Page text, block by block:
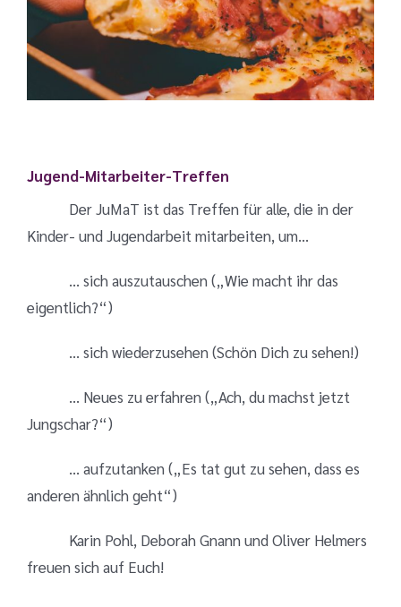
Jugend-Mitarbeiter-Treffen
Der JuMaT ist das Treffen für alle, die in der
Kinder- und Jugendarbeit mitarbeiten, um…
… sich auszutauschen(„Wie macht ihr das
eigentlich?“)
… sich wiederzusehen (Schön Dich zu sehen!)
… Neues zu erfahren („Ach, du machst jetzt
Jungschar?“)
… aufzutanken („Es tat gut zu sehen, dass es
anderen ähnlich geht“)
Karin Pohl, Deborah Gnann und Oliver Helmers
freuen sich auf Euch!